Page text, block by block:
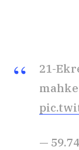
21-
—